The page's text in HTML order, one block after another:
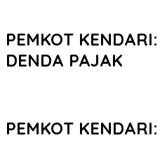
PEMKOT
DENDA PAJAK
PEMKOT